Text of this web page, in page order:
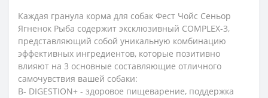
Каждая гранула корма для собак Фест Чойс Сеньор
Ягненок Рыба содержит эксклюзивный COMPLEX-3,
представляющий собой уникальную комбинацию
эффективных ингредиентов, которые позитивно
влияют на 3 основные составляющие отличного
самочувствия вашей собаки:
B- DIGESTION+ - здоровое пищеварение, поддержка